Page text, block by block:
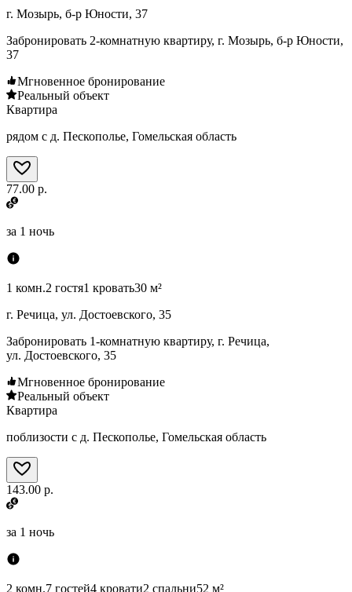
г. Мозырь, б-р Юности, 37
Забронировать 2-комнатную квартиру, г. Мозырь, б-р Юности,
37
Мгновенное бронирование
Реальный объект
Квартира
рядом с д. Пескополье, Гомельская область
77.00 р.
за 1 ночь
1 комн.2 гостя1 кровать30 м²
г. Речица, ул. Достоевского, 35
Забронировать 1-комнатную квартиру, г. Речица,
ул. Достоевского, 35
Мгновенное бронирование
Реальный объект
Квартира
поблизости с д. Пескополье, Гомельская область
143.00 р.
за 1 ночь
2 комн.7 гостей4 кровати2 спальни52 м²